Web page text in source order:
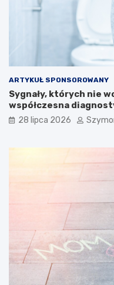
ARTYKUŁ SPONSOROWANY
Sygnały, których nie
współczesna
proktologii?
28 lipca 2026